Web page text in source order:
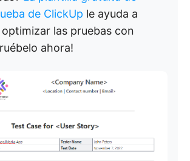
de ClickUp le ayuda a
las pruebas con
ahora!